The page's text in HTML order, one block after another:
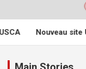
Nouveau site